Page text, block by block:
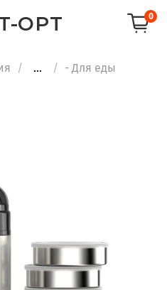
OPT 0
... - Для еды